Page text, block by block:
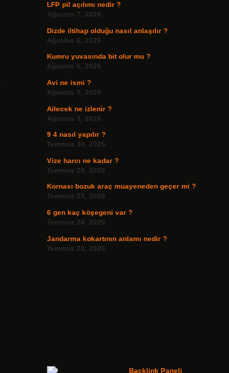
LFP pil açılımı nedir ?
Ağustos 7, 2026
Dizde iltihap olduğu nasıl anlaşılır ?
Ağustos 6, 2026
Kumru yuvasında bit olur mu ?
Ağustos 6, 2026
Avi ne ismi ?
Ağustos 5, 2026
Ailecek ne izlenir ?
Ağustos 3, 2026
9 4 nasıl yapılır ?
Temmuz 30, 2026
Vize harcı ne kadar ?
Temmuz 29, 2026
Kornası bozuk araç muayeneden geçer mi ?
Temmuz 25, 2026
6 gen kaç köşegeni var ?
Temmuz 24, 2026
Jandarma kokartının anlamı nedir ?
Temmuz 23, 2026